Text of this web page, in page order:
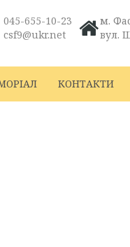
045-655-10-23
csf9@ukr.net
м.
вул.
КОНТАКТИ